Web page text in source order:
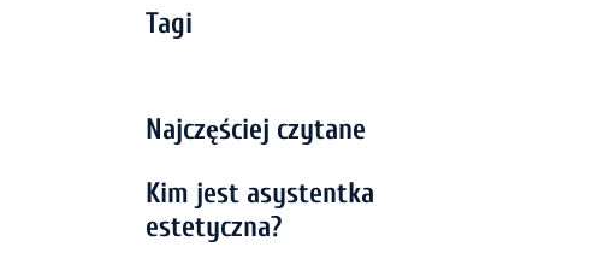
Tagi
Najczęściej czytane
Kim jest asystentka
estetyczna?